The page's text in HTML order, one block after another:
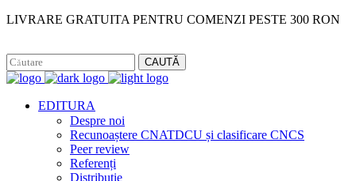
LIVRARE GRATUITA PENTRU COMENZI PESTE 300 RON
CAUTĂ
EDITURA
Despre noi
Recunoaștere CNATDCU și clasificare CNCS
Peer review
Referenți
Distribuție